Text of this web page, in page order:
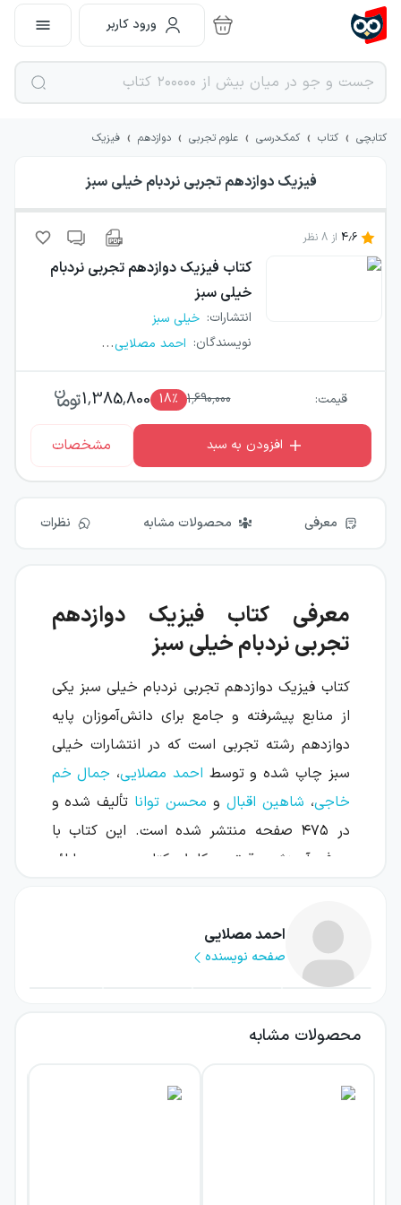
ورود کاربر
کتابچی › کتاب › کمک‌درسی › علوم تجربی › دوازدهم › فیزیک
فیزیک دوازدهم تجربی نردبام خیلی سبز
4.6 از8 نظر
کتاب فیزیک دوازدهم تجربی نردبام
خیلی سبز
انتشارات: خیلی سبز
نویسندگان: احمد مصلایی...
قیمت: 1,690,000
18٪ 1,385,800
افزودن به سبد مشخصات
معرفی محصولات مشابه نظرات
معرفی کتاب فیزیک دوازدهم
تجربی نردبام خیلی سبز
کتاب فیزیک دوازدهم تجربی نردبام خیلی سبز یکی
از منابع پیشرفته و جامع برای دانش‌آموزان پایه
دوازدهم رشته تجربی است که در انتشارات خیلی
سبز چاپ شده و توسط احمد مصلایی، جمال خم
خاجی، شاهین اقبال و محسن توانا تألیف شده و
در ۴۷۵ صفحه منتشر شده است. این کتاب با
هدف آموزش دقیق و کامل کتاب درسی و ارائه
است و به‌عنوان یک منبع مرجع، مسیر یادگیری
مفهومی و تسلط بر فیزیک را هموار می‌کند.
از ویژگی‌های برجسته این اثر می‌توان به
میکروطبقه‌بندی از آسان به دشوار، پاسخنامه
اشاره کرد. محتوای کتاب مطابق فصل‌بندی کتاب
احمد مصلایی
صفحه نویسنده
محصولات مشابه